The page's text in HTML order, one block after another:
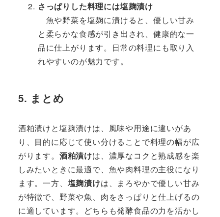
さっぱりした料理には塩麹漬け
魚や野菜を塩麹に漬けると、優しい甘み
と柔らかな食感が引き出され、健康的な一
品に仕上がります。日常の料理にも取り入
れやすいのが魅力です。
5. まとめ
酒粕漬けと塩麹漬けは、風味や用途に違いがあ
り、目的に応じて使い分けることで料理の幅が広
がります。 酒粕漬けは、濃厚なコクと熟成感を楽
しみたいときに最適で、魚や肉料理の主役になり
ます。一方、 塩麹漬けは、まろやかで優しい甘み
が特徴で、野菜や魚、肉をさっぱりと仕上げるの
に適しています。どちらも発酵食品の力を活かし